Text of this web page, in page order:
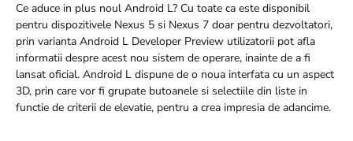
Ce aduce in plus noul Android L? Cu toate ca este disponibil
pentru dispozitivele Nexus 5 si Nexus 7 doar pentru dezvoltatori,
prin varianta Android L Developer Preview utilizatorii pot afla
informatii despre acest nou sistem de operare, inainte de a fi
lansat oficial. Android L dispune de o noua interfata cu un aspect
3D, prin care vor fi grupate butoanele si selectiile din liste in
functie de criterii de elevatie, pentru a crea impresia de adancime.